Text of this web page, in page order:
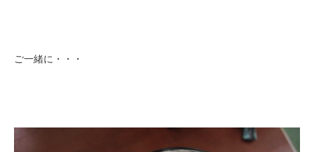
ご一緒に・・・